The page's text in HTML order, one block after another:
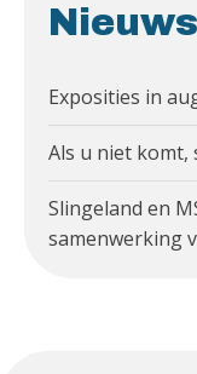
Nieuws
Exposities in
Als u niet komt,
Slingeland en
samenwerking